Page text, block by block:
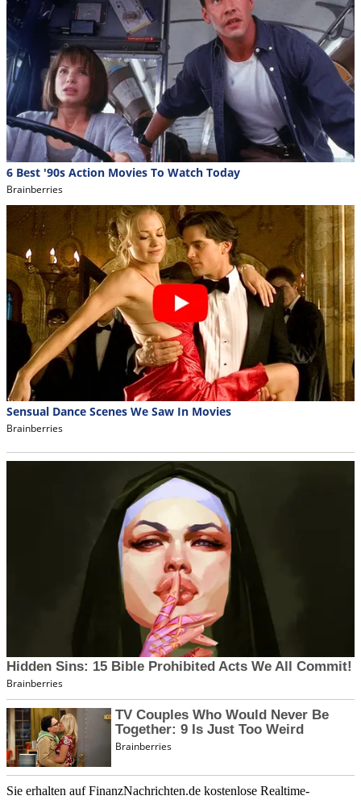
Sie erhalten auf FinanzNachrichten.de kostenlose Realtime-